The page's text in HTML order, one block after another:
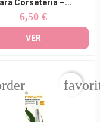
Corsetería –...
Precio
6,50 €
VER